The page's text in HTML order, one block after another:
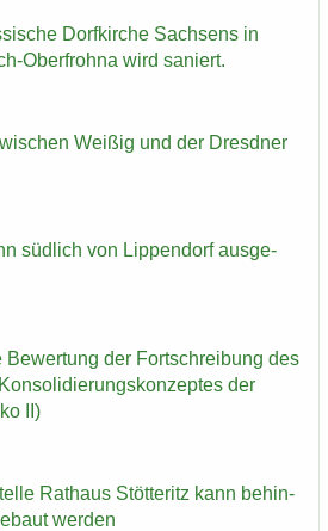
Dorf­kir­che Sach­sens in
​Oberfrohna wird sa­niert.
Wei­ßig und der Dresd­ner
süd­lich von Lip­pen­dorf aus­ge­
Be­wer­tung der Fort­schrei­bung des
der
II)
Rat­haus Stöt­teritz kann be­hin­
wer­den